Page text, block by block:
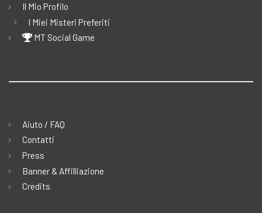
Il Mio Profilo
I Miei Misteri Preferiti
MT Social Game
Aiuto / FAQ
Contatti
Press
Banner & Affilliazione
Credits